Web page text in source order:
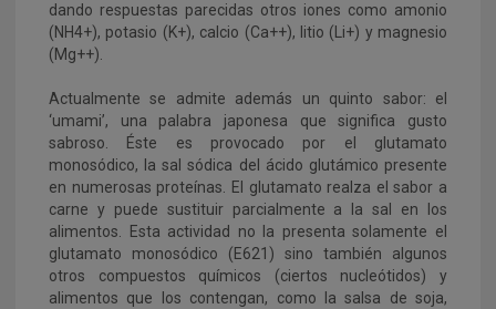
dando respuestas parecidas otros iones como amonio
(NH4+), potasio (K+), calcio (Ca++), litio (Li+) y magnesio
(Mg++).
Actualmente se admite además un quinto sabor: el
‘umami’, una palabra japonesa que significa gusto
sabroso. Éste es provocado por el glutamato
monosódico, la sal sódica del ácido glutámico presente
en numerosas proteínas. El glutamato realza el sabor a
carne y puede sustituir parcialmente a la sal en los
alimentos. Esta actividad no la presenta solamente el
glutamato monosódico (E621) sino también algunos
otros compuestos químicos (ciertos nucleótidos) y
alimentos que los contengan, como la salsa de soja,